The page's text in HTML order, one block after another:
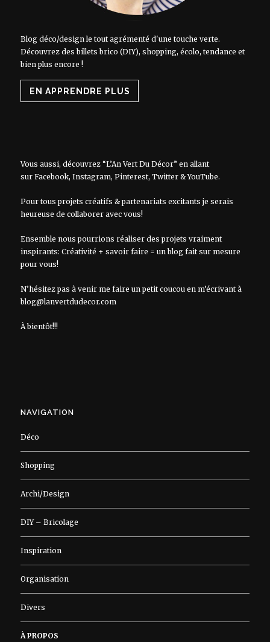
Blog déco/design le tout agrémenté d'une touche verte.
Découvrez des billets brico (DIY), shopping, écolo, tendance et
bien plus encore !
EN APPRENDRE PLUS
Vous aussi, découvrez “L’An Vert Du Décor” en allant
sur Facebook, Instagram, Pinterest, Twitter&YouTube.
Pour tous projets créatifs & partenariats excitants je serais
heureuse de collaborer avec vous!
Ensemble nous pourrions réaliser des projets vraiment
inspirants: Créativité + savoir faire = un blog fait sur mesure
pour vous!
N’hésitez pas à venir me faire un petit coucou en m’écrivant à
blog@lanvertdudecor.com
À bientôt!!!
NAVIGATION
Déco
Shopping
Archi/Design
DIY – Bricolage
Inspiration
Organisation
Divers
À PROPOS